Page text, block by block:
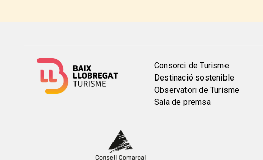
Menú
del
Consorci de Turisme
Destinació sostenible
Observatori de Turisme
Sala de premsa